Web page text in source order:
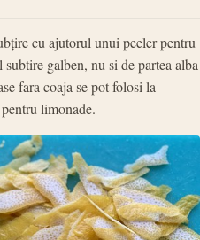
cu ajutorul unui peeler pentru
galben, nu si de partea alba
fara coaja se pot folosi la
limonade.